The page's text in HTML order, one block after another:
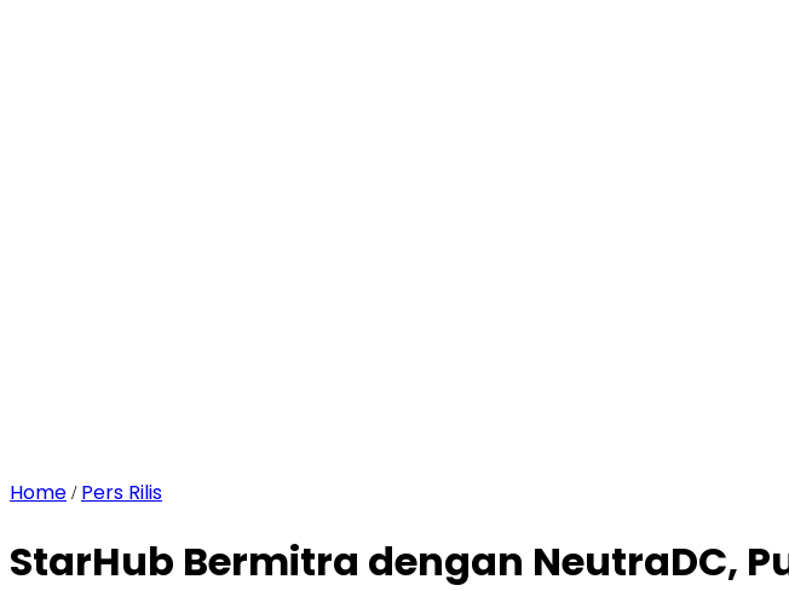
Home / Pers Rilis
StarHub Bermitra dengan NeutraDC,